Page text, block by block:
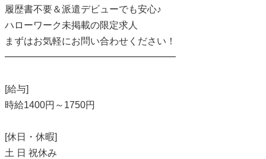
履歴書不要＆派遣デビューでも安心♪
ハローワーク未掲載の限定求人
まずはお気軽にお問い合わせください！
━━━━━━━━━━━━━━━━━━
[給与]
時給1400円～1750円
[休日・休暇]
土 日 祝休み